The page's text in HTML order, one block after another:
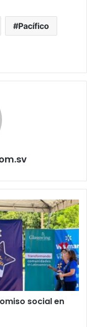
Pacífico
social en